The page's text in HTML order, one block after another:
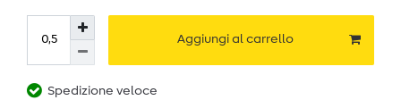
Aggiungi al carrello
Spedizione veloce